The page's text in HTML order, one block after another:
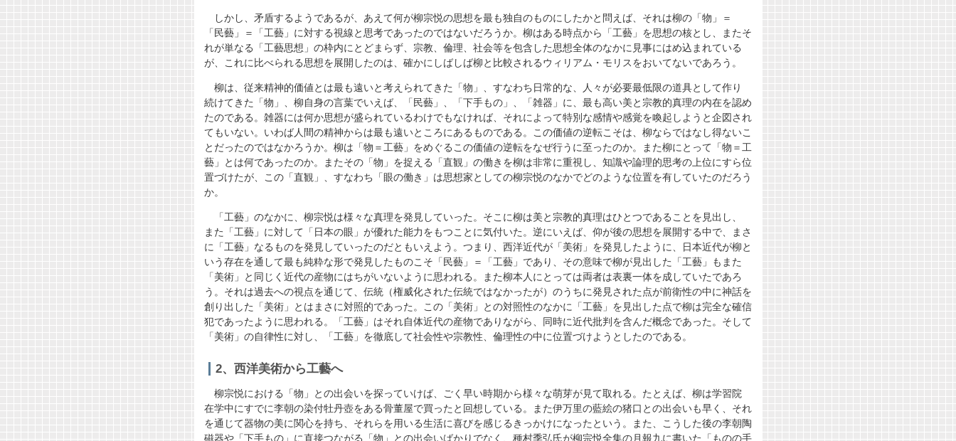
しかし、矛盾するようであるが、あえて何が柳宗悦の思想を最も独自のものにしたかと問えば、それは柳の「物」＝
「民藝」＝「工藝」に対する視線と思考であったのではないだろうか。柳はある時点から「工藝」を思想の核とし、またそ
れが単なる「工藝思想」の枠内にとどまらず、宗教、倫理、社会等を包含した思想全体のなかに見事にはめ込まれている
が、これに比べられる思想を展開したのは、確かにしばしば柳と比較されるウィリアム・モリスをおいてないであろう。
柳は、従来精神的価値とは最も遠いと考えられてきた「物」、すなわち日常的な、人々が必要最低限の道具として作り
続けてきた「物」、柳自身の言葉でいえば、「民藝」、「下手もの」、「雑器」に、最も高い美と宗教的真理の内在を認め
たのである。雑器には何か思想が盛られているわけでもなければ、それによって特別な感情や感覚を喚起しようと企図され
てもいない。いわば人間の精神からは最も遠いところにあるものである。この価値の逆転こそは、柳ならではなし得ないこ
とだったのではなかろうか。柳は「物＝工藝」をめぐるこの価値の逆転をなぜ行うに至ったのか。また柳にとって「物＝工
藝」とは何であったのか。またその「物」を捉える「直観」の働きを柳は非常に重視し、知識や論理的思考の上位にすら位
置づけたが、この「直観」、すなわち「眼の働き」は思想家としての柳宗悦のなかでどのような位置を有していたのだろう
か。
「工藝」のなかに、柳宗悦は様々な真理を発見していった。そこに柳は美と宗教的真理はひとつであることを見出し、
また「工藝」に対して「日本の眼」が優れた能力をもつことに気付いた。逆にいえば、仰が後の思想を展開する中で、まさ
に「工藝」なるものを発見していったのだともいえよう。つまり、西洋近代が「美術」を発見したように、日本近代が柳と
いう存在を通して最も純粋な形で発見したものこそ「民藝」＝「工藝」であり、その意味で柳が見出した「工藝」もまた
「美術」と同じく近代の産物にはちがいないように思われる。また柳本人にとっては両者は表裏一体を成していたであろ
う。それは過去への視点を通じて、伝統（権威化された伝統ではなかったが）のうちに発見された点が前衛性の中に神話を
創り出した「美術」とはまさに対照的であった。この「美術」との対照性のなかに「工藝」を見出した点で柳は完全な確信
犯であったように思われる。「工藝」はそれ自体近代の産物でありながら、同時に近代批判を含んだ概念であった。そして
「美術」の自律性に対し、「工藝」を徹底して社会性や宗教性、倫理性の中に位置づけようとしたのである。
2、西洋美術から工藝へ
柳宗悦における「物」との出会いを探っていけば、ごく早い時期から様々な萌芽が見て取れる。たとえば、柳は学習院
在学中にすでに李朝の染付牡丹壺をある骨董屋で買ったと回想している。また伊万里の藍絵の猪口との出会いも早く、それ
を通じて器物の美に関心を持ち、それらを用いる生活に喜びを感じるきっかけになったという。また、こうした後の李朝陶
磁器や「下手もの」に直接つながる「物」との出会いばかりでなく、種村季弘氏が柳宗悦全集の月報九に書いた「ものの手